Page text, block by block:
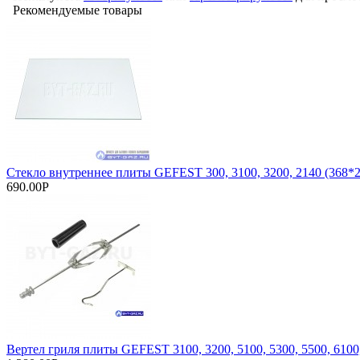
Рекомендуемые товары
Стекло внутреннее плиты GEFEST 300, 3100, 3200, 2140
690.00Р
Вертел гриля плиты GEFEST 3100, 3200, 5100, 5300, 5500,